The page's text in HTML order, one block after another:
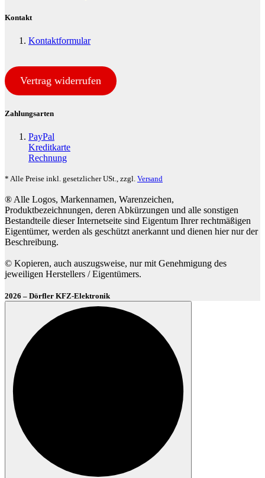
Kontakt
Kontaktformular
Vertrag widerrufen
Zahlungsarten
PayPal
Kreditkarte
Rechnung
* Alle Preise inkl. gesetzlicher USt., zzgl. Versand
® Alle Logos, Markennamen, Warenzeichen,
Produktbezeichnungen, deren Abkürzungen und alle sonstigen
Bestandteile dieser Internetseite sind Eigentum Ihrer rechtmäßigen
Eigentümer, werden als geschützt anerkannt und dienen hier nur der
Beschreibung.
© Kopieren, auch auszugsweise, nur mit Genehmigung des
jeweiligen Herstellers / Eigentümers.
2026 – Dörfler KFZ-Elektronik